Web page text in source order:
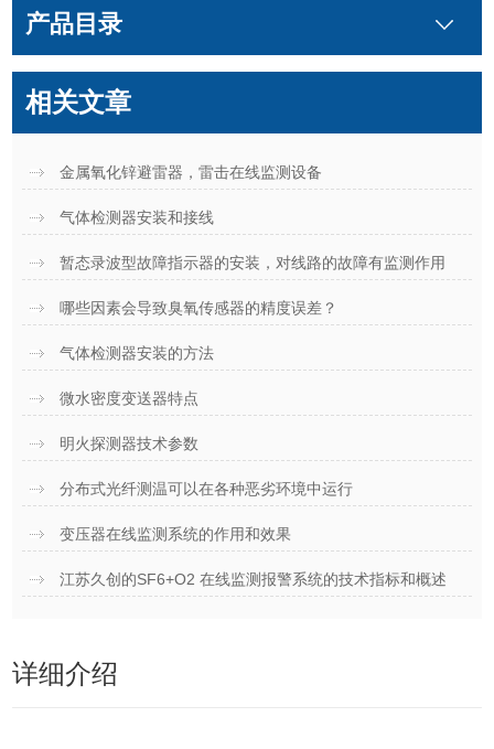
产品目录
相关文章
金属氧化锌避雷器，雷击在线监测设备
气体检测器安装和接线
暂态录波型故障指示器的安装，对线路的故障有监测作用
哪些因素会导致臭氧传感器的精度误差？
气体检测器安装的方法
微水密度变送器特点
明火探测器技术参数
分布式光纤测温可以在各种恶劣环境中运行
变压器在线监测系统的作用和效果
江苏久创的SF6+O2 在线监测报警系统的技术指标和概述
详细介绍